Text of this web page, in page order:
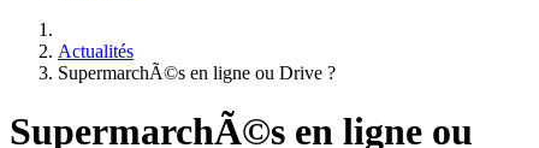
Actualités
SupermarchÃ©s en ligne ou Drive ?
SupermarchÃ©s en ligne ou